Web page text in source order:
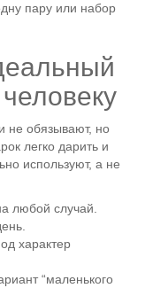
пару или набор
не обязывают, но
легко дарить и
используют, а не
любой случай.
характер
“маленького